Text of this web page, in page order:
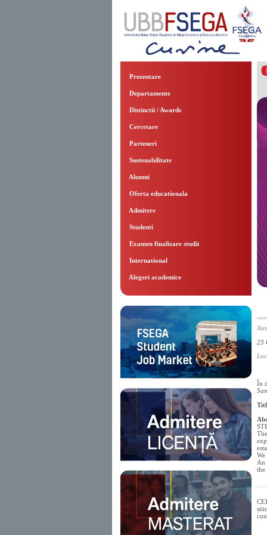
Prezentare
Departamente
Distinctii / Awards
Cercetare
Parteneri
Sustenabilitate
Alumni
Oferta educationala
Admitere
Studenti
Examen finalizare studii
International
Alegeri academice
23
În
An
the